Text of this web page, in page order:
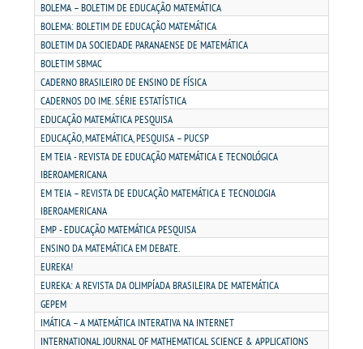
DESTAQUES
UNIESP NEWS
REPOSITÓRIO
DISCENTE
PDI
REGIMENTO GERAL
REGULAMENTOS
BOLEMA – BOLETIM DE EDUCAÇÃO MATEMÁTICA
BOLEMA: BOLETIM DE EDUCAÇÃO MATEMÁTICA
BOLETIM DA SOCIEDADE PARANAENSE DE MATEMÁTICA
BOLETIM SBMAC
CADERNO BRASILEIRO DE ENSINO DE FÍSICA
CADERNOS DO IME. SÉRIE ESTATÍSTICA
EDUCAÇÃO MATEMÁTICA PESQUISA
EDUCAÇÃO, MATEMÁTICA, PESQUISA – PUCSP
EM TEIA - REVISTA DE EDUCAÇÃO MATEMÁTICA E TECNOLÓGICA
IBEROAMERICANA
EM TEIA – REVISTA DE EDUCAÇÃO MATEMÁTICA E TECNOLOGIA
IBEROAMERICANA
EMP - EDUCAÇÃO MATEMÁTICA PESQUISA
ENSINO DA MATEMÁTICA EM DEBATE.
EUREKA!
EUREKA: A REVISTA DA OLIMPÍADA BRASILEIRA DE MATEMÁTICA
GEPEM
IMÁTICA – A MATEMÁTICA INTERATIVA NA INTERNET
INTERNATIONAL JOURNAL OF MATHEMATICAL SCIENCE & APPLICATIONS